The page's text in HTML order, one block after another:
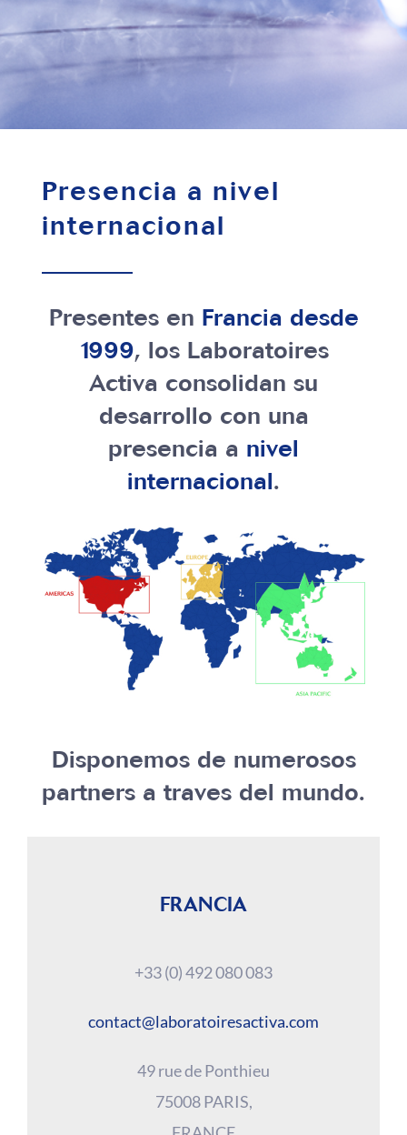
Presencia a nivel
internacional
Presentes en Francia desde
1999, los Laboratoires
Activa consolidan su
desarrollo con una
presencia a nivel
internacional.
Disponemos de numerosos
partners a traves del mundo.
FRANCIA
+33 (0) 492 080 083
contact@laboratoiresactiva.com
49 rue de Ponthieu
75008 PARIS,